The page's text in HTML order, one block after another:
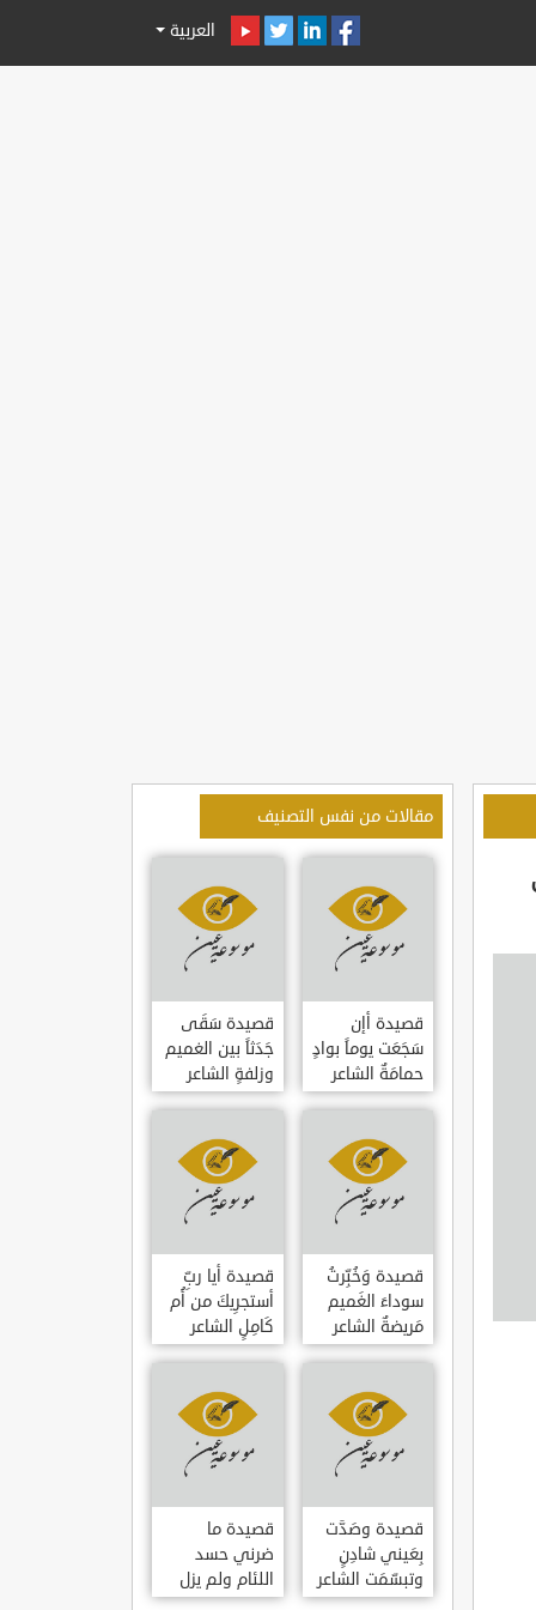
العربية
مقالات من نفس التصنيف
قصيدة أإن
سَجَعَت يوماً بوادٍ
حمامَةٌ الشاعر
العوام بن عقبة
قصيدة سَقَى
جَدَثاً بين الغميم
وزلفةٍ الشاعر
العوام بن عقبة
قصيدة وَخُبِّرتُ
سوداءَ الغَميم
مَريضةٌ الشاعر
العوام بن عقبة
قصيدة أيا ربِّ
أستجرِيكَ من أُم
كَامِلٍ الشاعر
العوام بن عقبة
قصيدة وصَدَّت
بِعَيني شادِنٍ
وتبسّمَت الشاعر
العوام بن عقبة
قصيدة ما
ضرني حسد
اللئام ولم يزل
الشاعر عمارة بن